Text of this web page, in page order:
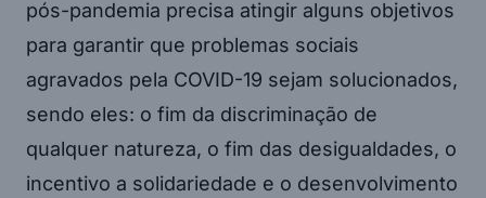
pós-pandemia precisa atingir alguns objetivos
para garantir que problemas sociais
agravados pela COVID-19 sejam solucionados,
sendo eles: o fim da discriminação de
qualquer natureza, o fim das desigualdades, o
incentivo a solidariedade e o desenvolvimento